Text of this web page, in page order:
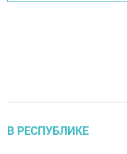
В РЕСПУБЛИКЕ